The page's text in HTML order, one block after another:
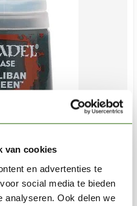
van cookies
en advertenties te
social media te bieden
analyseren. Ook delen we
12ml - 21-12